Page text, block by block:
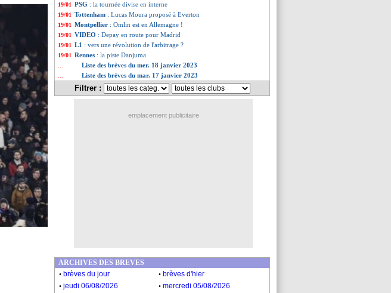
19/01 PSG : la tournée divise en interne
19/01 Tottenham : Lucas Moura proposé à Everton
19/01 Montpellier : Omlin est en Allemagne !
19/01 VIDEO : Depay en route pour Madrid
19/01 L1 : vers une révolution de l'arbitrage ?
19/01 Rennes : la piste Danjuma
Liste des brèves du mer. 18 janvier 2023
Liste des brèves du mar. 17 janvier 2023
Filtrer :
emplacement publicitaire
ARCHIVES DES BREVES
. brèves du jour . brèves d'hier
. jeudi 06/08/2026 . mercredi 05/08/2026